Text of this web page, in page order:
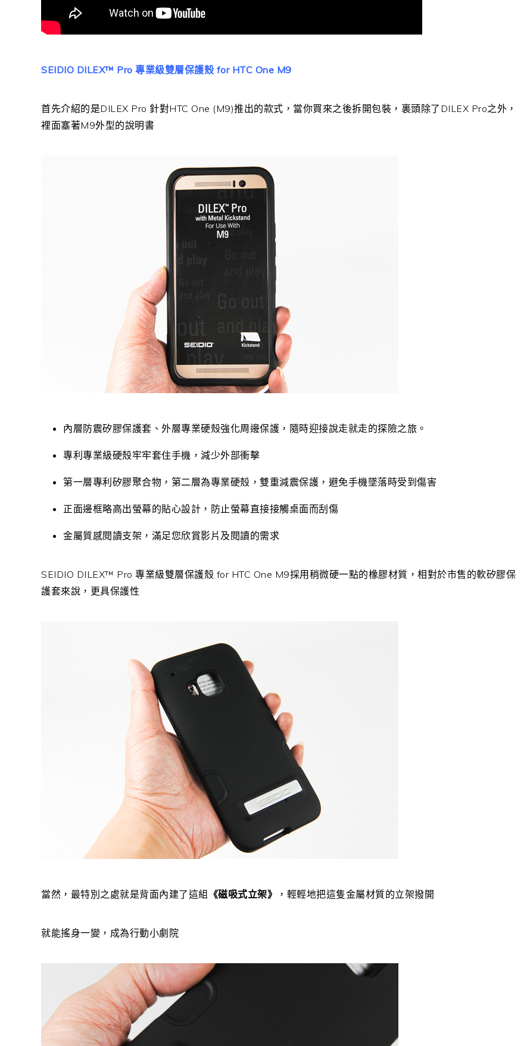
SEIDIO DILEX™ Pro 專業級雙層保護殼 for HTC One M9
首先介紹的是DILEX Pro 針對HTC One (M9)推出的款式，當你買來之後拆開包裝，裏頭除了DILEX Pro之外，
裡面塞著M9外型的說明書
內層防震矽膠保護套、外層專業硬殼強化周邊保護，隨時迎接說走就走的探險之旅。
專利專業級硬殼牢牢套住手機，減少外部衝擊
第一層專利矽膠聚合物，第二層為專業硬殼，雙重減震保護，避免手機墜落時受到傷害
正面邊框略高出螢幕的貼心設計，防止螢幕直接接觸桌面而刮傷
金屬質感閱讀支架，滿足您欣賞影片及閱讀的需求
SEIDIO DILEX™ Pro 專業級雙層保護殼 for HTC One M9採用稍微硬一點的橡膠材質，相對於市售的軟矽膠保
護套來說，更具保護性
當然，最特別之處就是背面內建了這組 《磁吸式立架》 ，輕輕地把這隻金屬材質的立架撥開
就能搖身一變，成為行動小劇院